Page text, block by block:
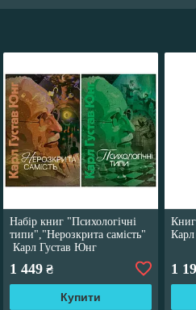
Набір книг "Психологічні
типи","Нерозкрита самість"
Карл Густав Юнг
1 449₴
Купити
1